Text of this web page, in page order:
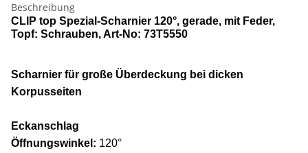
Beschreibung
CLIP top Spezial-Scharnier 120°, gerade, mit Feder,
Topf: Schrauben, Art-No: 73T5550
Scharnier für große Überdeckung bei dicken
Korpusseiten
Eckanschlag
Öffnungswinkel: 120°